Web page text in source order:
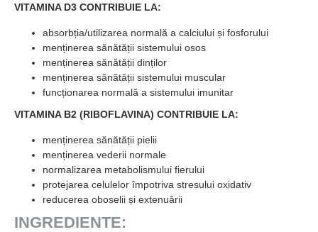
VITAMINA D3 CONTRIBUIE LA:
absorbția/utilizarea normală a calciului și fosforului
menținerea sănătății sistemului osos
menținerea sănătății dinților
menținerea sănătății sistemului muscular
funcționarea normală a sistemului imunitar
VITAMINA B2 (RIBOFLAVINA) CONTRIBUIE LA:
menținerea sănătății pielii
menținerea vederii normale
normalizarea metabolismului fierului
protejarea celulelor împotriva stresului oxidativ
reducerea oboselii și extenuării
INGREDIENTE: